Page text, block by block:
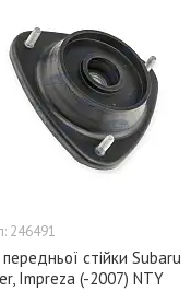
246491
стійки Subaru
Impreza (-2007) NTY